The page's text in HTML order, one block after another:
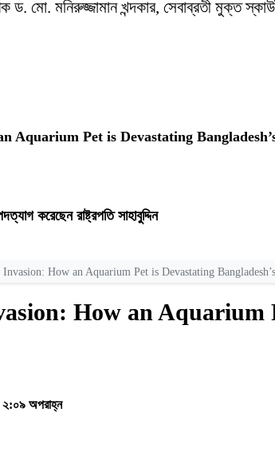
ড. মো. মনিরুজ্জামান খন্দকার, সেবাব্রতী মুক্ত
Aquarium Pet is Devastating
করেছেন রাষ্ট্রপতি সাহাবুদ্দিন
How an Aquarium Pet is Devastating
How an Aquarium
২:০৯ অপরাহ্ন